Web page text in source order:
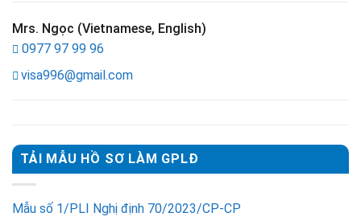
Mrs. Ngọc (Vietnamese, English)
0977 97 99 96
visa996@gmail.com
TẢI MẪU HỒ SƠ LÀM GPLĐ
Mẫu số 1/PLI Nghị định 70/2023/CP-CP